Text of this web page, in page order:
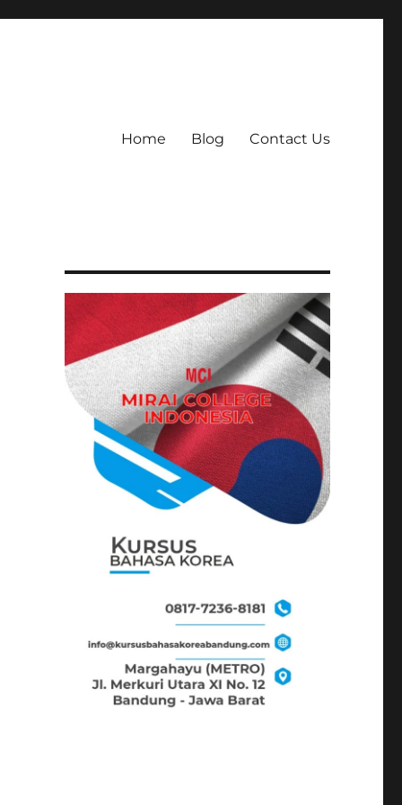
Home Blog Contact Us